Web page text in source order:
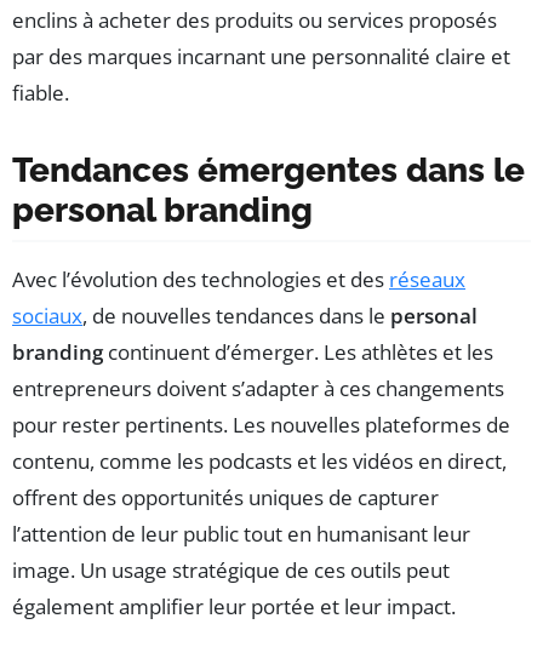
enclins à acheter des produits ou services proposés
par des marques incarnant une personnalité claire et
fiable.
Tendances émergentes dans le
personal branding
Avec l’évolution des technologies et des réseaux
sociaux, de nouvelles tendances dans le personal
brandingcontinuent d’émerger. Les athlètes et les
entrepreneurs doivent s’adapter à ces changements
pour rester pertinents. Les nouvelles plateformes de
contenu, comme les podcasts et les vidéos en direct,
offrent des opportunités uniques de capturer
l’attention de leur public tout en humanisant leur
image. Un usage stratégique de ces outils peut
également amplifier leur portée et leur impact.